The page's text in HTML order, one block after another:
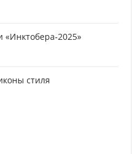
«Инктобера-2025»
стиля